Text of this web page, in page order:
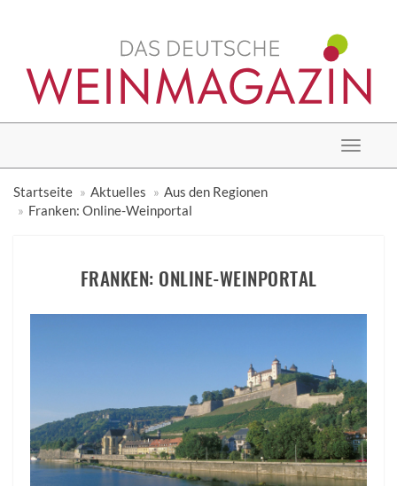
Toggle
Startseite
Aktuelles
Aus den Regionen
Franken: Online-Weinportal
FRANKEN: ONLINE-WEINPORTAL